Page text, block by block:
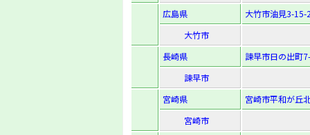
広島県
大竹市油見3-15-
大竹市
長崎県
諫早市日の出町
諫早市
宮崎県
宮崎市平和が丘
宮崎市